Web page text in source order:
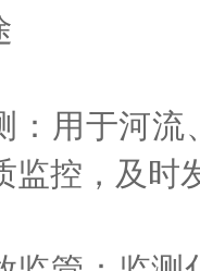
用于河流
监控，及时